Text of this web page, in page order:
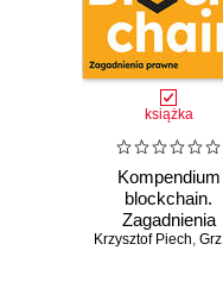
książka
Kompendium
blockchain.
Zagadnienia
prawne
Krzysztof Piech, Grzegorz Sobiecki